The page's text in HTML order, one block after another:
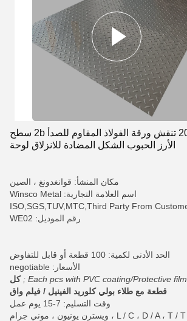
20mm-1250mm تنقش ورقة الفولاذ المقاوم للصدأ 2b سطح
الأرز الحبوب الشكل المضادة للانزلاق لوحة
مكان المنشأ: قوانغدونغ ، الصين
اسم العلامة التجارية: Winsco Metal
رقم الموديل: WE02
الحد الأدنى لكمية: 100 قطعة أو قابل للتفاوض
الأسعار: negotiable
Each pcs with PVC coating/Protective film ;
كل
قطعة مع طلاء بولي كلوريد الفينيل / فيلم واق
وقت التسليم: 7-15 يوم عمل